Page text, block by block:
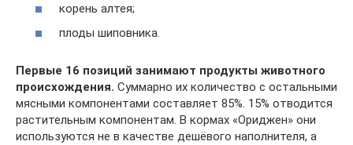
корень алтея;
плоды шиповника.
Первые 16 позиций занимают продукты животного
происхождения. Суммарно их количество с остальными
мясными компонентами составляет 85%. 15% отводится
растительным компонентам. В кормах «Ориджен» они
используются не в качестве дешёвого наполнителя, а